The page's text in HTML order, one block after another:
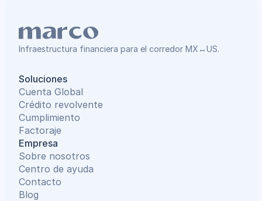
Infraestructura financiera para el corredor MX↔US.
Soluciones
Cuenta Global
Crédito revolvente
Cumplimiento
Factoraje
Empresa
Sobre nosotros
Centro de ayuda
Contacto
Blog